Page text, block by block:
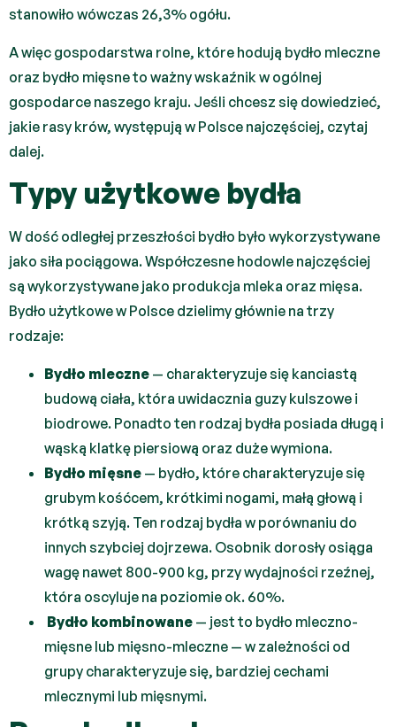
stanowiło wówczas 26,3% ogółu.
A więc gospodarstwa rolne, które hodują bydło mleczne
oraz bydło mięsne to ważny wskaźnik w ogólnej
gospodarce naszego kraju. Jeśli chcesz się dowiedzieć,
jakie rasy krów, występują w Polsce najczęściej, czytaj
dalej.
Typy użytkowe bydła
W dość odległej przeszłości bydło było wykorzystywane
jako siła pociągowa. Współczesne hodowle najczęściej
są wykorzystywane jako produkcja mleka oraz mięsa.
Bydło użytkowe w Polsce dzielimy głównie na trzy
rodzaje:
Bydło mleczne — charakteryzuje się kanciastą
budową ciała, która uwidacznia guzy kulszowe i
biodrowe. Ponadto ten rodzaj bydła posiada długą i
wąską klatkę piersiową oraz duże wymiona.
Bydło mięsne — bydło, które charakteryzuje się
grubym kośćcem, krótkimi nogami, małą głową i
krótką szyją. Ten rodzaj bydła w porównaniu do
innych szybciej dojrzewa. Osobnik dorosły osiąga
wagę nawet 800-900 kg, przy wydajności rzeźnej,
która oscyluje na poziomie ok. 60%.
Bydło kombinowane — jest to bydło mleczno-
mięsne lub mięsno-mleczne — w zależności od
grupy charakteryzuje się, bardziej cechami
mlecznymi lub mięsnymi.